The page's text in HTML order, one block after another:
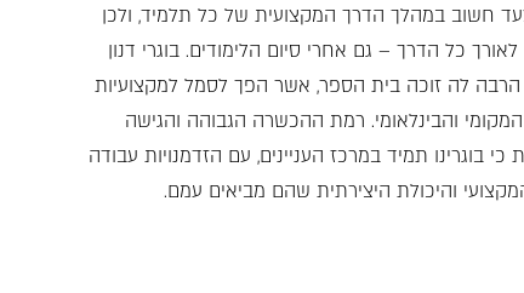
חשוב במהלך הדרך המקצועית של כל תלמיד, ולכן
לאורך כל הדרך – גם אחרי סיום הלימודים. בוגרי דנון
הרבה לה זוכה בית הספר, אשר הפך לסמל למקצועיות
המקומי והבינלאומי. רמת ההכשרה הגבוהה והגישה
בוגרינו תמיד במרכז העניינים, עם הזדמנויות עבודה
והיכולת היצירתית שהם מביאים עמם.